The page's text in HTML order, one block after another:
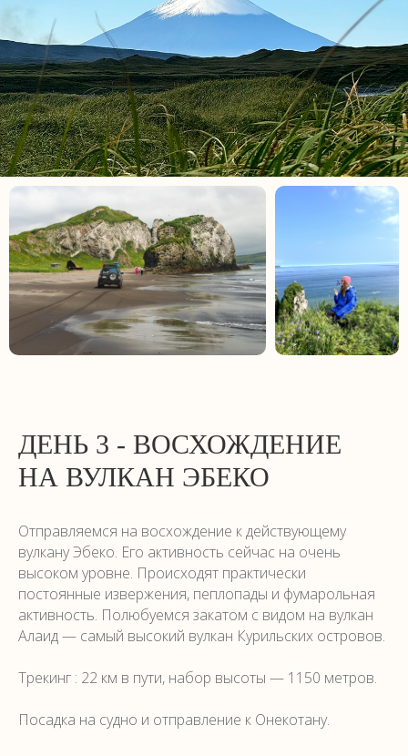
ДЕНЬ 3 - ВОСХОЖДЕНИЕ
НА ВУЛКАН ЭБЕКО
Отправляемся на восхождение к действующему
вулкану Эбеко. Его активность сейчас на очень
высоком уровне. Происходят практически
постоянные извержения, пеплопады и фумарольная
активность. Полюбуемся закатом с видом на вулкан
Алаид — самый высокий вулкан Курильских островов.
Трекинг : 22 км в пути, набор высоты — 1150 метров.
Посадка на судно и отправление к Онекотану.